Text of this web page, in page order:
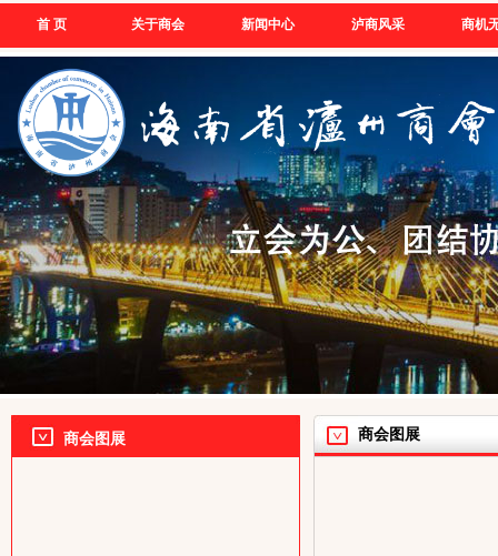
首 页 关于商会 新闻中心 泸商风采 商机
商会图展 商会图展